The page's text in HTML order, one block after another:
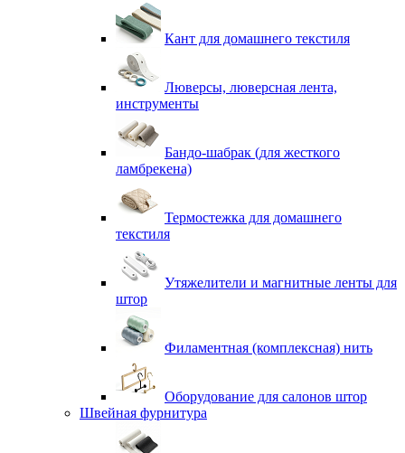
Кант для домашнего текстиля
Люверсы, люверсная лента,
инструменты
Бандо-шабрак (для жесткого
ламбрекена)
Термостежка для домашнего
текстиля
Утяжелители и магнитные ленты для
штор
Филаментная (комплексная) нить
Оборудование для салонов штор
Швейная фурнитура